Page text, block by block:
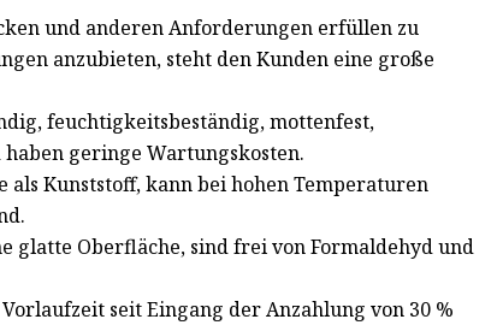
und anderen Anforderungen erfüllen zu
anzubieten, steht den Kunden eine große
feuchtigkeitsbeständig, mottenfest,
geringe Wartungskosten.
als Kunststoff, kann bei hohen Temperaturen
glatte Oberfläche, sind frei von Formaldehyd und
seit Eingang der Anzahlung von 30 %